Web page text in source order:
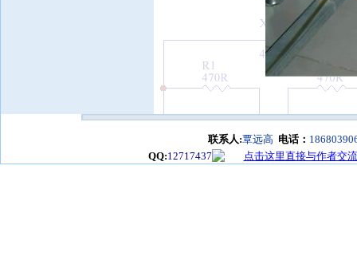
联系人:覃远高 电话：
QQ:12717437